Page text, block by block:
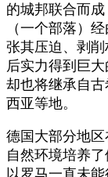
的城邦联合而
（一个部落）
张其压迫、剥
后实力得到巨
却也将继承自古
西亚等地。
德国大部分地
自然环境培养
以罗马一直未